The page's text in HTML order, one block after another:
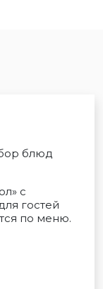
блюд
с
гостей
по меню.